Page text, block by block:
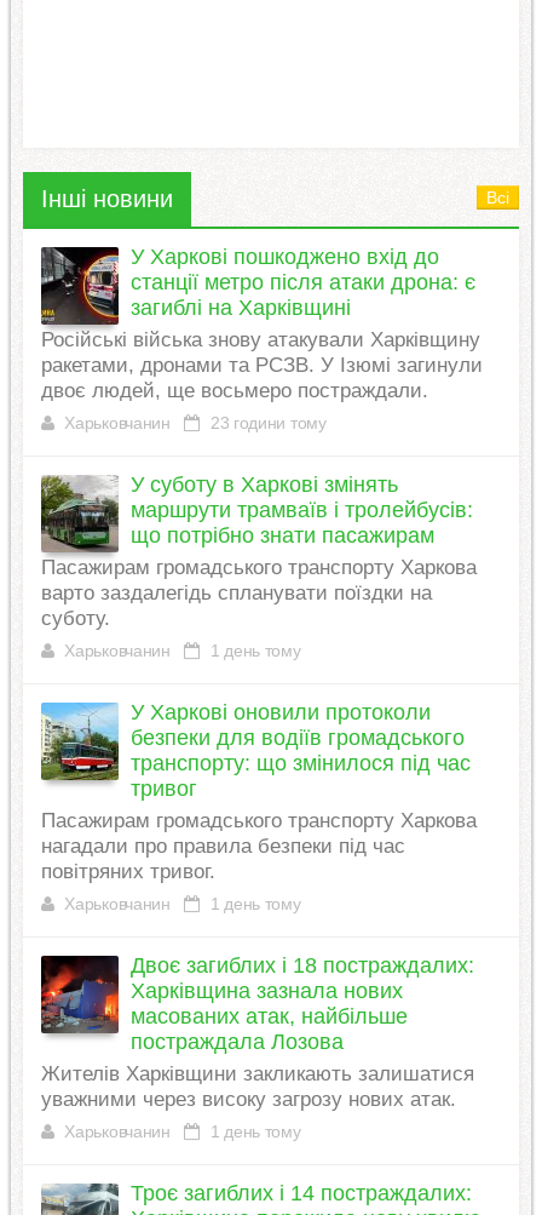
Інші новини Всі
У Харкові пошкоджено вхід до
станції метро після атаки дрона: є
загиблі на Харківщині
Російські війська знову атакували Харківщину
ракетами, дронами та РСЗВ. У Ізюмі загинули
двоє людей, ще восьмеро постраждали.
Харьковчанин 23 години тому
У суботу в Харкові змінять
маршрути трамваїв і тролейбусів:
що потрібно знати пасажирам
Пасажирам громадського транспорту Харкова
варто заздалегідь спланувати поїздки на
суботу.
Харьковчанин 1 день тому
У Харкові оновили протоколи
безпеки для водіїв громадського
транспорту: що змінилося під час
тривог
Пасажирам громадського транспорту Харкова
нагадали про правила безпеки під час
повітряних тривог.
Харьковчанин 1 день тому
Двоє загиблих і 18 постраждалих:
Харківщина зазнала нових
масованих атак, найбільше
постраждала Лозова
Жителів Харківщини закликають залишатися
уважними через високу загрозу нових атак.
Харьковчанин 1 день тому
Троє загиблих і 14 постраждалих: